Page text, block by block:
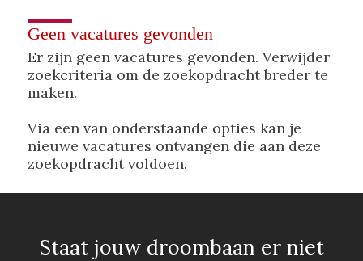
Geen vacatures gevonden
Er zijn geen vacatures gevonden. Verwijder
zoekcriteria om de zoekopdracht breder te
maken.
Via een van onderstaande opties kan je
nieuwe vacatures ontvangen die aan deze
zoekopdracht voldoen.
Staat jouw droombaan er niet